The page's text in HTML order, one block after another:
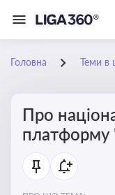
Головна Теми в
Про
платформу